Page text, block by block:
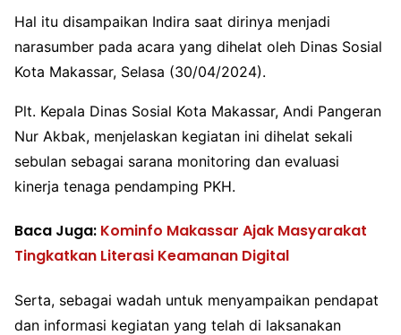
Hal itu disampaikan Indira saat dirinya menjadi
narasumber pada acara yang dihelat oleh Dinas Sosial
Kota Makassar, Selasa (30/04/2024).
Plt. Kepala Dinas Sosial Kota Makassar, Andi Pangeran
Nur Akbak, menjelaskan kegiatan ini dihelat sekali
sebulan sebagai sarana monitoring dan evaluasi
kinerja tenaga pendamping PKH.
Baca Juga: Kominfo Makassar Ajak Masyarakat
Tingkatkan Literasi Keamanan Digital
Serta, sebagai wadah untuk menyampaikan pendapat
dan informasi kegiatan yang telah di laksanakan